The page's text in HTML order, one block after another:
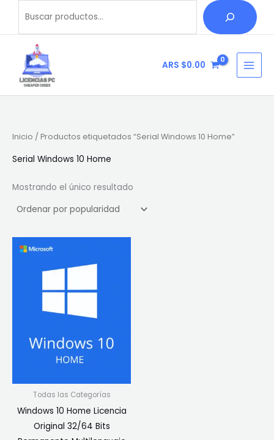
contenido
ARS $0.00
Inicio / Productos etiquetados “Serial Windows 10 Home”
Serial Windows 10 Home
Mostrando el único resultado
Todas las Categorías
Windows 10 Home Licencia
Original 32/64 Bits